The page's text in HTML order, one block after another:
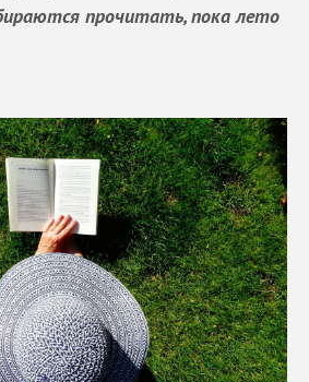
прочитать, пока лето